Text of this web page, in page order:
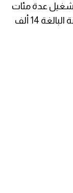
عدة مئات
من النساء بغزة في إسرائيل كجزء من الحصة البالغة 14 ألف